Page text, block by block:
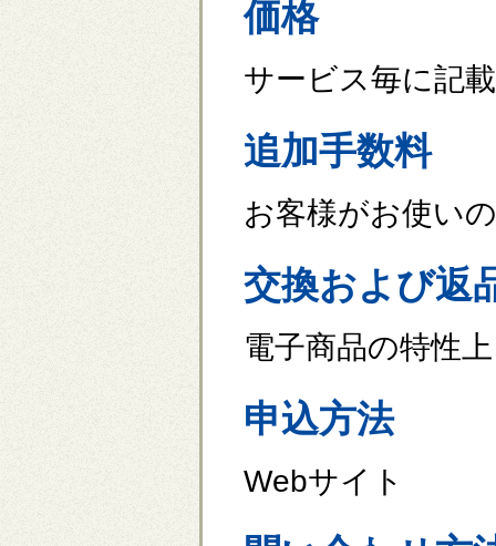
価格
サービス毎に記載
追加手数料
お客様がお使い
交換および返
電子商品の特性
申込方法
Webサイト